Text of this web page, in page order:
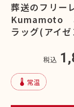
葬送のフリー
Kumamoto
ラッグ(アイ
税込
device_thermostat 常温